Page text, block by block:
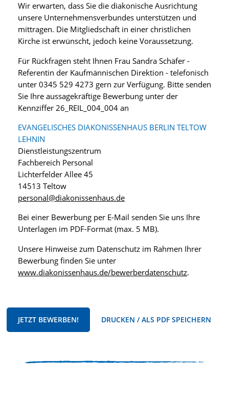
Wir erwarten, dass Sie die diakonische Ausrichtung
unsere Unternehmensverbundes unterstützen und
mittragen. Die Mitgliedschaft in einer christlichen
Kirche ist erwünscht, jedoch keine Voraussetzung.
Für Rückfragen steht Ihnen Frau Sandra Schäfer -
Referentin der Kaufmännischen Direktion - telefonisch
unter 0345 529 4273 gern zur Verfügung. Bitte senden
Sie Ihre aussagekräftige Bewerbung unter der
Kennziffer 26_REIL_004_004 an
EVANGELISCHES DIAKONISSENHAUS BERLIN TELTOW
LEHNIN
Dienstleistungszentrum
Fachbereich Personal
Lichterfelder Allee 45
14513 Teltow
personal@diakonissenhaus.de
Bei einer Bewerbung per E-Mail senden Sie uns Ihre
Unterlagen im PDF-Format (max. 5 MB).
Unsere Hinweise zum Datenschutz im Rahmen Ihrer
Bewerbung finden Sie unter
www.diakonissenhaus.de/bewerberdatenschutz.
JETZT BEWERBEN! DRUCKEN / ALS PDF SPEICHERN